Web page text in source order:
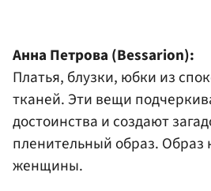
Анна Петрова (Bessarion):
Платья, блузки, юбки из
тканей. Эти вещи
достоинства и создают
пленительный образ. Образ
женщины.